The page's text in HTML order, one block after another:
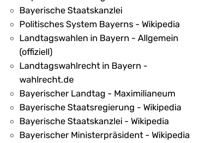
Bayerische Staatskanzlei
Politisches System Bayerns - Wikipedia
Landtagswahlen in Bayern - Allgemein
(offiziell)
Landtagswahlrecht in Bayern -
wahlrecht.de
Bayerischer Landtag - Maximilianeum
Bayerische Staatsregierung - Wikipedia
Bayerische Staatskanzlei - Wikipedia
Bayerischer Ministerpräsident - Wikipedia